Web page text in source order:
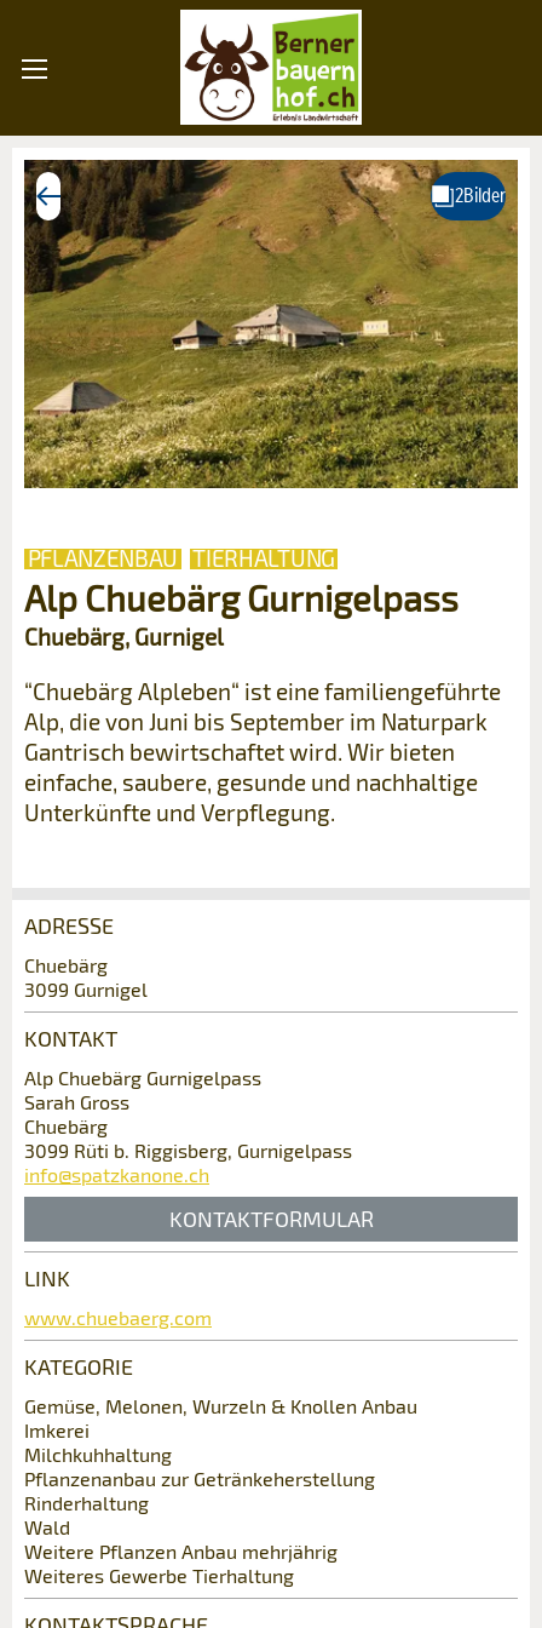
PFLANZENBAU TIERHALTUNG
Alp Chuebärg Gurnigelpass
Chuebärg, Gurnigel
“Chuebärg Alpleben“ ist eine familiengeführte
Alp, die von Juni bis September im Naturpark
Gantrisch bewirtschaftet wird. Wir bieten
einfache, saubere, gesunde und nachhaltige
Unterkünfte und Verpflegung.
Anzeige beanstanden
Ihr Feedback wird sehr geschätzt!
Allgemeines Feedback
Anzeige nicht mehr gültig
Anzeige unvollständig
Nachricht
* Eingabe erforderlich
Anzeige weiterempfehlen
Empfehlen Sie diese Anzeige an Freunde
weiter.
ANZEIGE WEITEREMPFEHLEN
Schliessen
Reservation
Anzahl der Teilnehmer *:
Vorname / Nachname *:
Firma / Organisation:
Adresszusatz:
Strasse und Nr. *:
PLZ / Ort *:
ADRESSE
Chuebärg
3099 Gurnigel
KONTAKT
Alp Chuebärg Gurnigelpass
Sarah Gross
Chuebärg
3099 Rüti b. Riggisberg, Gurnigelpass
info@spatzkanone.ch
KONTAKTFORMULAR
Kontakt
Verfassen Sie eine Nachricht für die
Kontaktpersonen dieser Anzeige.
LINK
www.chuebaerg.com
KATEGORIE
Gemüse, Melonen, Wurzeln & Knollen Anbau
Imkerei
Milchkuhhaltung
Pflanzenanbau zur Getränkeherstellung
Rinderhaltung
Wald
Weitere Pflanzen Anbau mehrjährig
Weiteres Gewerbe Tierhaltung